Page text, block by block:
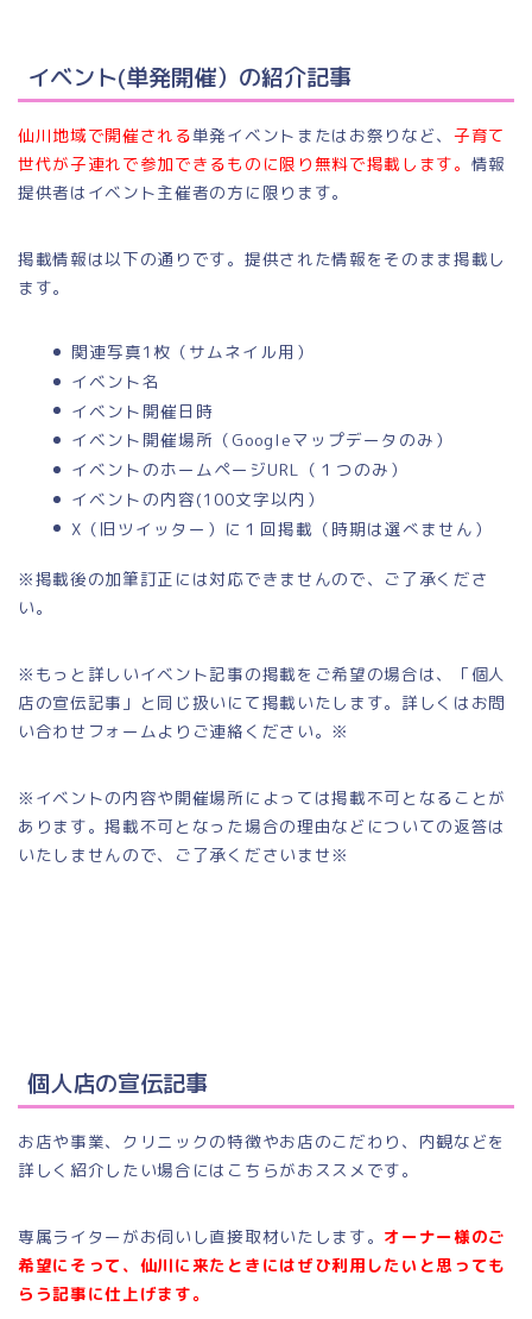
イベント(単発開催）の紹介記事
仙川地域で開催される単発イベントまたはお祭りなど、子育て
世代が子連れで参加できるものに限り無料で掲載します。 情報
提供者はイベント主催者の方に限ります。
掲載情報は以下の通りです。提供された情報をそのまま掲載し
ます。
関連写真1枚（サムネイル用）
イベント名
イベント開催日時
イベント開催場所（Googleマップデータのみ）
イベントのホームページURL（１つのみ）
イベントの内容(100文字以内）
X（旧ツイッター）に１回掲載（時期は選べません）
※掲載後の加筆訂正には対応できませんので、ご了承くださ
い。
※もっと詳しいイベント記事の掲載をご希望の場合は、「個人
店の宣伝記事」と同じ扱いにて掲載いたします。詳しくはお問
い合わせフォームよりご連絡ください。※
※イベントの内容や開催場所によっては掲載不可となることが
あります。掲載不可となった場合の理由などについての返答は
いたしませんので、ご了承くださいませ※
個人店の宣伝記事
お店や事業、クリニックの特徴やお店のこだわり、内観などを
詳しく紹介したい場合にはこちらがおススメです。
専属ライターがお伺いし直接取材いたします。 オーナー様のご
希望にそって、仙川に来たときにはぜひ利用したいと思っても
らう記事に仕上げます。